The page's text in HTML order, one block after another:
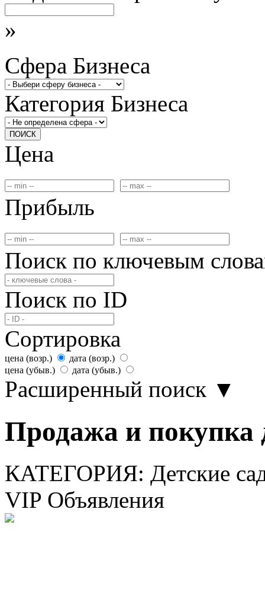
»
Сфера Бизнеса
Категория Бизнеса
ПОИСК
Цена
Прибыль
Поиск по ключевым
Поиск по ID
Сортировка
цена (возр.)
дата (возр.)
цена (убыв.)
дата (убыв.)
Расширенный поиск ▼
Продажа и покупка
КАТЕГОРИЯ: Детские
VIP Объявления